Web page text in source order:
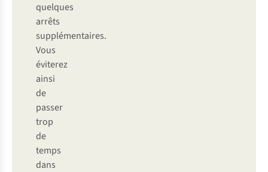
quelques
arrêts
supplémentaires.
Vous
éviterez
ainsi
de
passer
trop
de
temps
dans